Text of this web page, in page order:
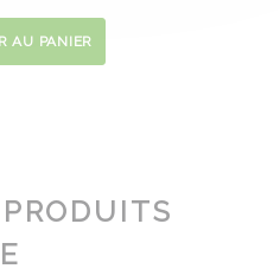
AU PANIER